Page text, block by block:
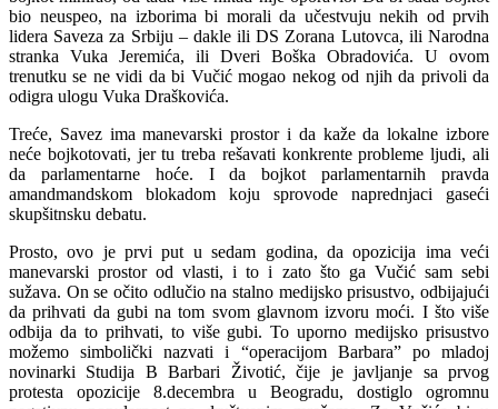
bio neuspeo, na izborima bi morali da učestvuju nekih od prvih
lidera Saveza za Srbiju – dakle ili DS Zorana Lutovca, ili Narodna
stranka Vuka Jeremića, ili Dveri Boška Obradovića. U ovom
trenutku se ne vidi da bi Vučić mogao nekog od njih da privoli da
odigra ulogu Vuka Draškovića.
Treće, Savez ima manevarski prostor i da kaže da lokalne izbore
neće bojkotovati, jer tu treba rešavati konkrente probleme ljudi, ali
da parlamentarne hoće. I da bojkot parlamentarnih pravda
amandmandskom blokadom koju sprovode naprednjaci gaseći
skupšitnsku debatu.
Prosto, ovo je prvi put u sedam godina, da opozicija ima veći
manevarski prostor od vlasti, i to i zato što ga Vučić sam sebi
sužava. On se očito odlučio na stalno medijsko prisustvo, odbijajući
da prihvati da gubi na tom svom glavnom izvoru moći. I što više
odbija da to prihvati, to više gubi. To uporno medijsko prisustvo
možemo simbolički nazvati i “operacijom Barbara” po mladoj
novinarki Studija B Barbari Životić, čije je javljanje sa prvog
protesta opozicije 8.decembra u Beogradu, dostiglo ogromnu